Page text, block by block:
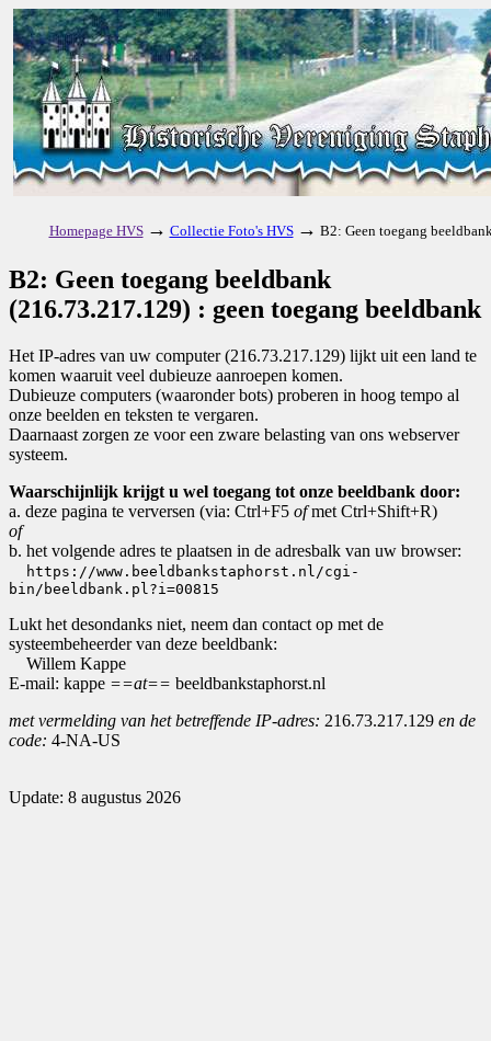
Homepage HVS → Collectie Foto's HVS → B2: Geen toegang
B2: Geen toegang beeldbank
(216.73.217.129) : geen toegang beeldbank
Het IP-adres van uw computer (216.73.217.129) lijkt uit een land te
komen waaruit veel dubieuze aanroepen komen.
Dubieuze computers (waaronder bots) proberen in hoog tempo al
onze beelden en teksten te vergaren.
Daarnaast zorgen ze voor een zware belasting van ons webserver
systeem.
Waarschijnlijk krijgt u wel toegang tot onze beeldbank door:
a. deze pagina te verversen (via: Ctrl+F5 ofmet Ctrl+Shift+R)
of
b. het volgende adres te plaatsen in de adresbalk van uw browser:
https://www.beeldbankstaphorst.nl/cgi-
bin/beeldbank.pl?i=00815
Lukt het desondanks niet, neem dan contact op met de
systeembeheerder van deze beeldbank:
Willem Kappe
E-mail: kappe ==at== beeldbankstaphorst.nl
met vermelding van het betreffende IP-adres: 216.73.217.129 en de
code: 4-NA-US
Update: 8 augustus 2026